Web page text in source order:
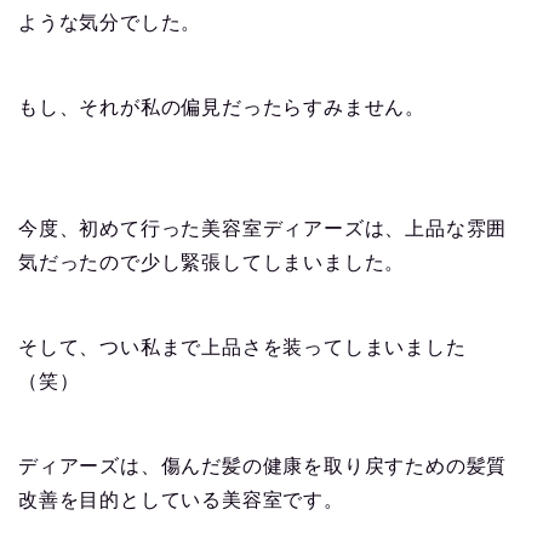
ような気分でした。
もし、それが私の偏見だったらすみません。
今度、初めて行った美容室ディアーズは、上品な雰囲
気だったので少し緊張してしまいました。
そして、つい私まで上品さを装ってしまいました
（笑）
ディアーズは、傷んだ髪の健康を取り戻すための髪質
改善を目的としている美容室です。